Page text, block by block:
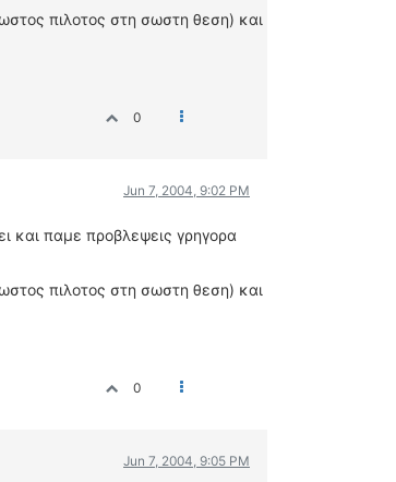
πιλοτος στη σωστη θεση) και
0
Jun 7, 2004, 9:02 PM
και παμε προβλεψεις γρηγορα
πιλοτος στη σωστη θεση) και
0
Jun 7, 2004, 9:05 PM
ΑΓΩΝΕΣ
ΜΟΝΤΕΛΑ
ΠΡΟΣΩΠΙΚΟΤΗΤΕΣ
ΠΡΟΣΦΟΡΕΣ